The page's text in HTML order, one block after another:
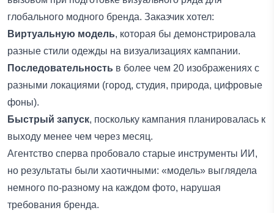
глобального модного бренда. Заказчик хотел:
Виртуальную модель, которая бы демонстрировала
разные стили одежды на визуализациях кампании.
Последовательность в более чем 20 изображениях с
разными локациями (город, студия, природа, цифровые
фоны).
Быстрый запуск, поскольку кампания планировалась к
выходу менее чем через месяц.
Агентство сперва пробовало старые инструменты ИИ,
но результаты были хаотичными: «модель» выглядела
немного по-разному на каждом фото, нарушая
требования бренда.